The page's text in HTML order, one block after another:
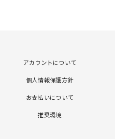
アカウントについて
個人情報保護方針
お支払いについて
推奨環境